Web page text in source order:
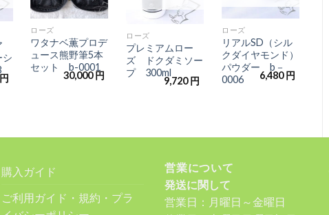
+
ローズ
ワタナベ薫プロデ
ュース熊野筆5本
セット b-0001
30,000円
+
ローズ
プレミアムロー
ズ ドクダミソー
プ 300ml
9,720円
ローズ
リアルSD（シル
クダイヤモンド）
パウダー b－
0006
6,480円
購入ガイド
ご利用ガイド・規約・プラ
営業について
発送に関して
営業日：月曜日～金曜日